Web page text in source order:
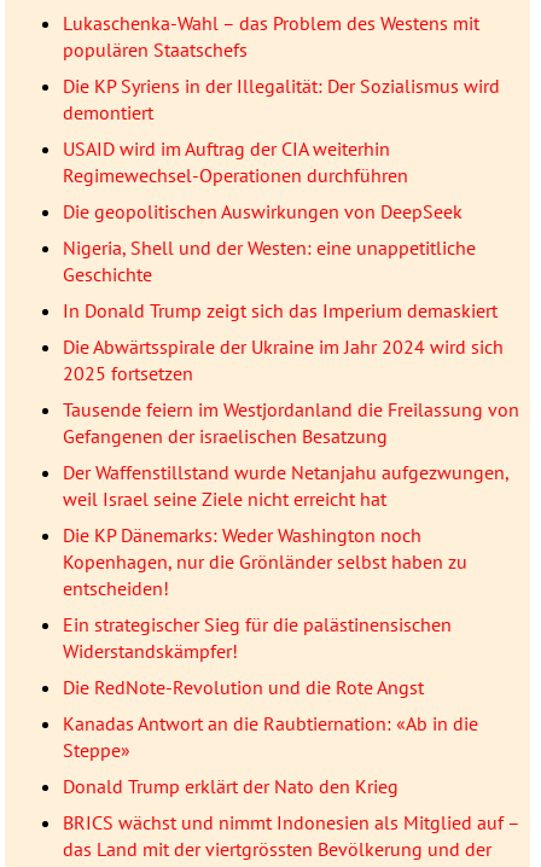
Lukaschenka-Wahl – das Problem des Westens mit
populären Staatschefs
Die KP Syriens in der Illegalität: Der Sozialismus wird
demontiert
USAID wird im Auftrag der CIA weiterhin
Regimewechsel-Operationen durchführen
Die geopolitischen Auswirkungen von DeepSeek
Nigeria, Shell und der Westen: eine unappetitliche
Geschichte
In Donald Trump zeigt sich das Imperium demaskiert
Die Abwärtsspirale der Ukraine im Jahr 2024 wird sich
2025 fortsetzen
Tausende feiern im Westjordanland die Freilassung von
Gefangenen der israelischen Besatzung
Der Waffenstillstand wurde Netanjahu aufgezwungen,
weil Israel seine Ziele nicht erreicht hat
Die KP Dänemarks: Weder Washington noch
Kopenhagen, nur die Grönländer selbst haben zu
entscheiden!
Ein strategischer Sieg für die palästinensischen
Widerstandskämpfer!
Die RedNote-Revolution und die Rote Angst
Kanadas Antwort an die Raubtiernation: «Ab in die
Steppe»
Donald Trump erklärt der Nato den Krieg
BRICS wächst und nimmt Indonesien als Mitglied auf –
das Land mit der viertgrössten Bevölkerung und der